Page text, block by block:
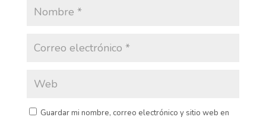
Guardar mi nombre, correo electrónico y sitio web en